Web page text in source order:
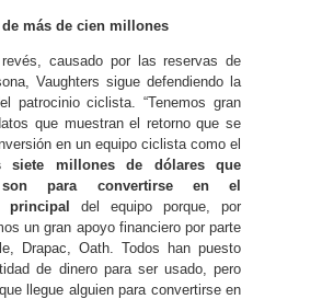
más de cien millones
causado por las reservas de
Vaughters sigue defendiendo la
patrocinio ciclista. “Tenemos gran
que muestran el retorno que se
en un equipo ciclista como el
siete millones de dólares que
son para convertirse en el
principal
del equipo porque, por
un gran apoyo financiero por parte
Drapac, Oath. Todos han puesto
de dinero para ser usado, pero
llegue alguien para convertirse en